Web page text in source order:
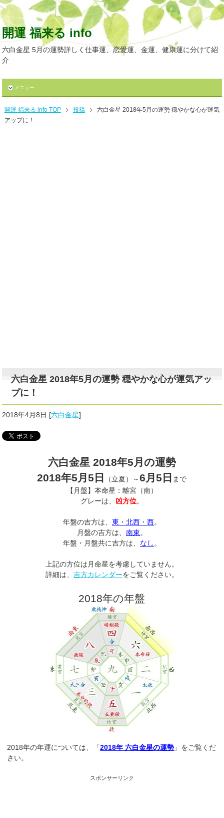
開運 福来る info
六白金星 5月の運勢詳しく仕事運、恋愛運、金運、健康運に分けて紹
介
メニュー
開運 福来る info TOP 投稿
六白金星 2018年5月の運勢 穏やかな心が運気
アップに！
六白金星 2018年5月の運勢 穏やかな心が運気アッ
プに！
2018年4月8日 [六白金星]
六白金星 2018年5月の運勢
2018年5月5日
（立夏）～6月5日 まで
【月盤】本命星：離宮（南）
グレーは、 凶方位。
年盤の吉方は、 東・北西・西。
月盤の吉方は、 南東。
年盤・月盤共に吉方は、 なし 。
上記の方位は月命星を考慮していません。
詳細は、 吉方カレンダーをご覧ください。
2018年の年盤
2018年の年運については、「2018年 六白金星の運勢 」をご覧くだ
さい。
スポンサーリンク